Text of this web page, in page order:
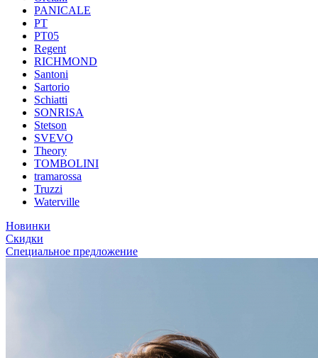
PANICALE
PT
PT05
Regent
RICHMOND
Santoni
Sartorio
Schiatti
SONRISA
Stetson
SVEVO
Theory
TOMBOLINI
tramarossa
Truzzi
Waterville
Новинки
Скидки
Специальное предложение